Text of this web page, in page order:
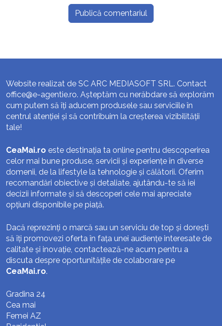
Website realizat de SC ARC MEDIASOFT SRL. Contact
office@e-agentie.ro. Așteptăm cu nerăbdare să explorăm
cum putem să îți aducem produsele sau serviciile în
centrul atenției și să contribuim la creșterea vizibilității
tale!
CeaMai.ro este destinația ta online pentru descoperirea
celor mai bune produse, servicii și experiențe în diverse
domenii, de la lifestyle la tehnologie și călătorii. Oferim
recomandări obiective și detaliate, ajutându-te să iei
decizii informate și să descoperi cele mai apreciate
opțiuni disponibile pe piață.
Dacă reprezinți o marcă sau un serviciu de top și dorești
să îți promovezi oferta în fața unei audiențe interesate de
calitate și inovație, contactează-ne acum pentru a
discuta despre oportunitățile de colaborare pe
CeaMai.ro.
Gradina 24
Cea mai
Femei AZ